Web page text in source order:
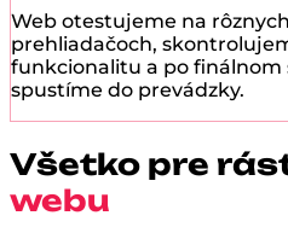
Web otestujeme na
prehliadačoch,
funkcionalitu a po finálnom
spustíme do prevádzky.
Všetko pre
webu